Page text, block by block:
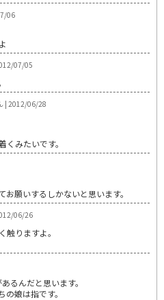
06
07/05
| 2012/06/28
くみたいです。
願いするしかないと思います。
06/26
触りますよ。
るんだと思います。
娘は指です。